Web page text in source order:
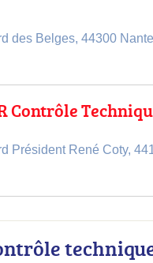
des Belges, 44300
Contrôle
Président René Coty,